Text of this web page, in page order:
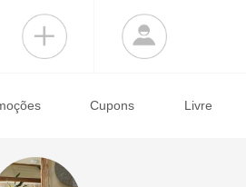
Cupons Livre